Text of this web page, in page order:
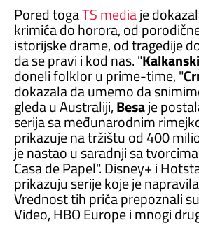
Pored togaTS mediaje
krimića do horora, od
istorijske drame, od tragedije
da se pravi i kod nas. "
doneli folklor u prime-time, "
dokazala da umemo da
gleda u Australiji,Besaje
serija sa međunarodnim
prikazuje na tržištu od 400
je nastao u saradnji sa
Casa de Papel". Disney+ i
prikazuju serije koje je
Vrednost tih priča prepoznali
Video, HBO Europe i mnogi